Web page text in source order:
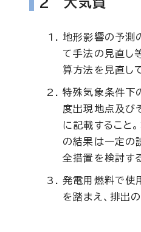
地形影響の予測
て手法の見直し
算方法を見直し
特殊気象条件下
度出現地点及び
に記載すること
の結果は一定の
全措置を検討す
発電用燃料で使
を踏まえ、排出